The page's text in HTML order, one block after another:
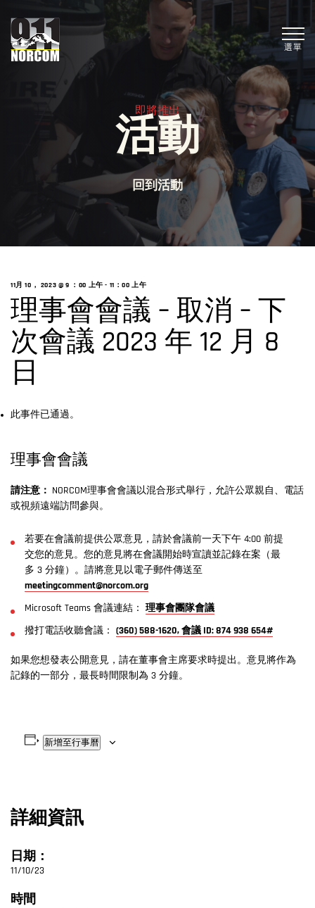
選單
即將推出
活動
回到活動
11月 10， 2023 @ 9 ：00 上午 - 11：00 上午
理事會會議 – 取消 – 下
次會議 2023 年 12 月 8
日
此事件已通過。
理事會會議
請注意： NORCOM理事會會議以混合形式舉行，允許公眾親自、電話
或視頻遠端訪問參與。
若要在會議前提供公眾意見，請於會議前一天下午 4:00 前提
交您的意見。您的意見將在會議開始時宣讀並記錄在案（最
多 3 分鐘）。請將意見以電子郵件傳送至
meetingcomment@norcom.org
Microsoft Teams 會議連結： 理事會團隊會議
撥打電話收聽會議： (360) 588-1620, 會議 ID: 874 938 654#
如果您想發表公開意見，請在董事會主席要求時提出。意見將作為
記錄的一部分，最長時間限制為 3 分鐘。
新增至行事曆
詳細資訊
日期：
11/10/23
時間